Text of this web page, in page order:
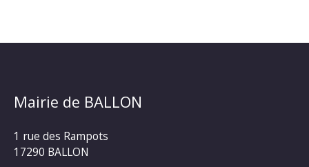
Mairie de BALLON
1 rue des Rampots
17290 BALLON